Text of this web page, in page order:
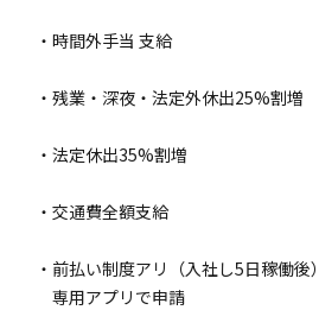
・時間外手当 支給
・残業・深夜・法定外休出25%割増
・法定休出35%割増
・交通費全額支給
・前払い制度アリ（入社し5日稼働後）
専用アプリで申請